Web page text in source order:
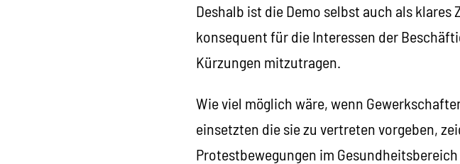
Deshalb ist die Demo selbst auch als klares
konsequent für die Interessen der
Kürzungen mitzutragen.
Wie viel möglich wäre, wenn
einsetzten die sie zu vertreten vorgeben,
Protestbewegungen im